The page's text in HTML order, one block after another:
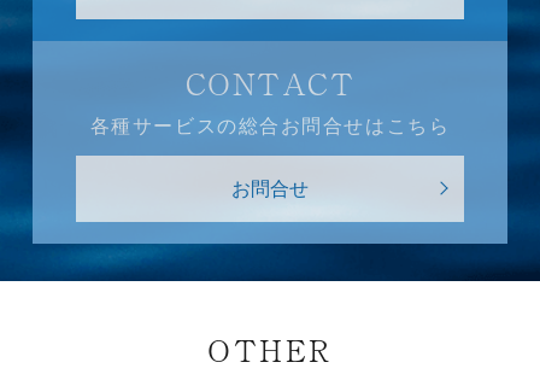
CONTACT
各種サービスの総合お問合せはこちら
お問合せ
OTHER